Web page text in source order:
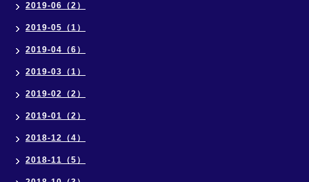
2019-06（2）
2019-05（1）
2019-04（6）
2019-03（1）
2019-02（2）
2019-01（2）
2018-12（4）
2018-11（5）